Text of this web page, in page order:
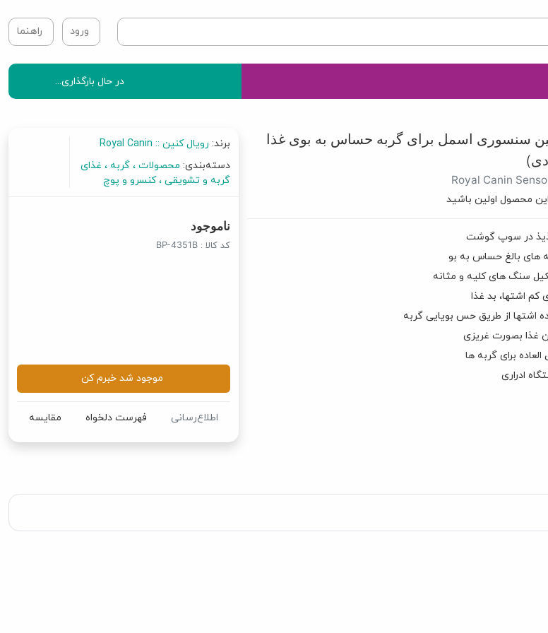
ورود راهنما
در حال بارگذاری...
سنسوری اسمل برای گربه حساس به بوی غذا
Royal Canin
محصول اولین باشید
در سوپ گوشت
های بالغ حساس به بو
سنگ های کلیه و مثانه
اشتها، بد غذا
اشتها از طریق حس بویایی گربه
غذا بصورت غریزی
برای گربه ها
ادراری
برند: رویال کنین :: Royal Canin
دسته‌بندی: محصولات گربه غذای
گربه و تشویقی کنسرو و پوچ
ناموجود
کد کالا :BP-4351B
موجود شد خبرم کن
اطلاع‌رسانی فهرست دلخواه مقایسه